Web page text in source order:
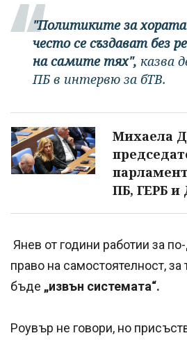
"Политиките за
често се създават без
на самите тях", казва
ПБ в интервю за бТВ.
Михаела
ПБ, ГЕРБ и
Янев от години работии за
право на самостоятелност, за
бъде „извън системата“.
Роувър не говори, но